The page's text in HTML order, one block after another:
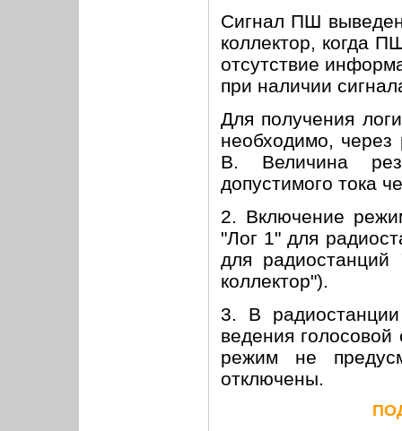
Сигнал ПШ
коллектор, когда
отсутствие
при наличии
Для получения
необходимо,
В. Величина
допустимого тока
2. Включение
"Лог 1" для
для
коллектор").
3. В
ведения
режим не
отключены.